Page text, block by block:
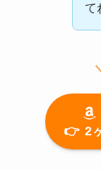
て
👉️ 2